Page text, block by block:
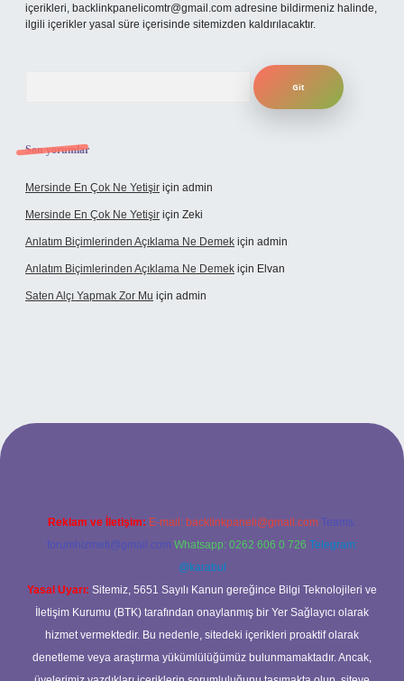
içerikleri, backlinkpanelicomtr@gmail.com adresine bildirmeniz halinde,
ilgili içerikler yasal süre içerisinde sitemizden kaldırılacaktır.
Son yorumlar
Mersinde En Çok Ne Yetişir için admin
Mersinde En Çok Ne Yetişir için Zeki
Anlatım Biçimlerinden Açıklama Ne Demek için admin
Anlatım Biçimlerinden Açıklama Ne Demek için Elvan
Saten Alçı Yapmak Zor Mu için admin
Reklam ve İletişim: E-mail: backlinkpaneli@gmail.com Teams:
forumhizmeti@gmail.com Whatsapp: 0262 606 0 726 Telegram:
@karabul
Yasal Uyarı: Sitemiz, 5651 Sayılı Kanun gereğince Bilgi Teknolojileri ve
İletişim Kurumu (BTK) tarafından onaylanmış bir Yer Sağlayıcı olarak
hizmet vermektedir. Bu nedenle, sitedeki içerikleri proaktif olarak
denetleme veya araştırma yükümlülüğümüz bulunmamaktadır. Ancak,